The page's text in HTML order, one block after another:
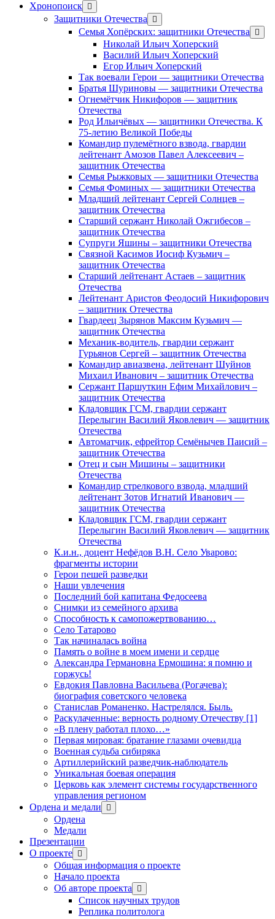
Хронопоиск открыть
меню
Защитники Отечества
открыть
меню
Семья Хопёрских: защитники Отечества
меню
Николай Ильич Хоперский
Василий Ильич Хоперский
Егор Ильич Хоперский
Так воевали Герои — защитники Отечества
Братья Шуриновы — защитники Отечества
Огнемётчик Никифоров — защитник
Отечества
Род Ильичёвых — защитники Отечества. К
75-летию Великой Победы
Командир пулемётного взвода, гвардии
лейтенант Амозов Павел Алексеевич –
защитник Отечества
Семья Рыжковых — защитники Отечества
Семья Фоминых — защитники Отечества
Младший лейтенант Сергей Солнцев –
защитник Отечества
Старший сержант Николай Ожгибесов –
защитник Отечества
Супруги Яшины – защитники Отечества
Связной Касимов Иосиф Кузьмич –
защитник Отечества
Старший лейтенант Астаев – защитник
Отечества
Лейтенант Аристов Феодосий Никифорович
– защитник Отечества
Гвардеец Зырянов Максим Кузьмич —
защитник Отечества
Механик-водитель, гвардии сержант
Гурьянов Сергей – защитник Отечества
Командир авиазвена, лейтенант Шуйнов
Михаил Иванович – защитник Отечества
Сержант Паршуткин Ефим Михайлович –
защитник Отечества
Кладовщик ГСМ, гвардии сержант
Перелыгин Василий Яковлевич — защитник
Отечества
Автоматчик, ефрейтор Семёнычев Паисий –
защитник Отечества
Отец и сын Мишины – защитники
Отечества
Командир стрелкового взвода, младший
лейтенант Зотов Игнатий Иванович —
защитник Отечества
Кладовщик ГСМ, гвардии сержант
Перелыгин Василий Яковлевич — защитник
Отечества
К.и.н., доцент Нефёдов В.Н. Село Уварово:
фрагменты истории
Герои пешей разведки
Наши увлечения
Последний бой капитана Федосеева
Снимки из семейного архива
Способность к самопожертвованию…
Село Татарово
Так начиналась война
Память о войне в моем имени и сердце
Александра Германовна Ермошина: я помню и
горжусь!
Евдокия Павловна Васильева (Рогачева):
биография советского человека
Станислав Романенко. Настрелялся. Быль.
Раскулаченные: верность родному Отечеству [1]
«В плену работал плохо…»
Первая мировая: братание глазами очевидца
Военная судьба сибиряка
Артиллерийский разведчик-наблюдатель
Уникальная боевая операция
Церковь как элемент системы государственного
управления регионом
Ордена и медали
открыть
меню
Ордена
Медали
Презентации
О проекте открыть
меню
Общая информация о проекте
Начало проекта
Об авторе проекта
открыть
меню
Список научных трудов
Реплика политолога